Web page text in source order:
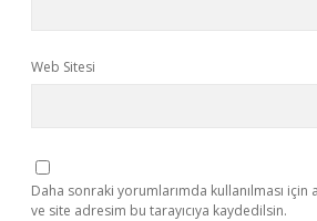
Web Sitesi
Daha sonraki yorumlarımda kullanılması için
ve site adresim bu tarayıcıya kaydedilsin.